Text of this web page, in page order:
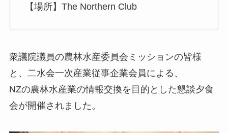
【場所】The Northern Club
衆議院議員の農林水産委員会ミッションの皆様
と、二水会一次産業従事企業会員による、
NZの農林水産業の情報交換を目的とした懇談夕食
会が開催されました。